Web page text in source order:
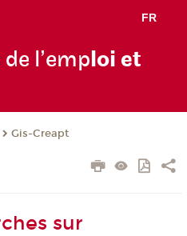
FR
l’emploi et
Gis-Creapt
sur